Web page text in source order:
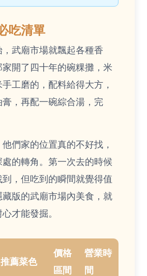
吃清單
武廟市場就飄起各種香
開了四十年的碗粿攤，米
工磨的，配料給得大方，
，再配一碗綜合湯，完
們家的位置真的不好找，
的轉角。第一次去的時候
，但吃到的瞬間就覺得值
版的武廟市場內美食，就
才能發掘。
推薦菜色
價格
區間
營業時
間